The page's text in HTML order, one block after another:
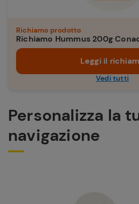
Richiamo prodotto
Richiamo Hummus 200g
Vedi tutti
Leggi il
Personalizza la
navigazione